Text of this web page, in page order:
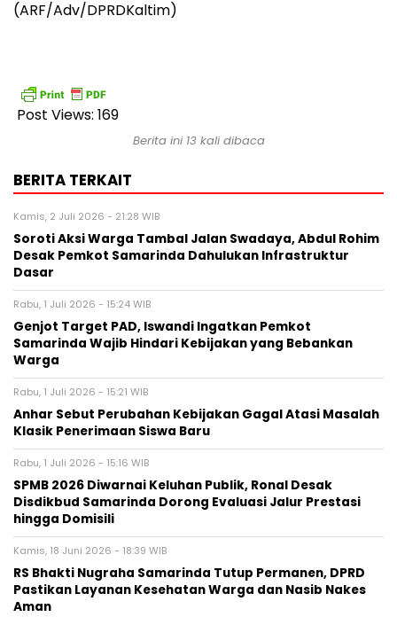
(ARF/Adv/DPRDKaltim)
Post Views: 169
Berita ini 13 kali dibaca
BERITA TERKAIT
Kamis, 2 Juli 2026 - 21:28 WIB
Soroti Aksi Warga Tambal Jalan Swadaya, Abdul Rohim
Desak Pemkot Samarinda Dahulukan Infrastruktur
Dasar
Rabu, 1 Juli 2026 - 15:24 WIB
Genjot Target PAD, Iswandi Ingatkan Pemkot
Samarinda Wajib Hindari Kebijakan yang Bebankan
Warga
Rabu, 1 Juli 2026 - 15:21 WIB
Anhar Sebut Perubahan Kebijakan Gagal Atasi Masalah
Klasik Penerimaan Siswa Baru
Rabu, 1 Juli 2026 - 15:16 WIB
SPMB 2026 Diwarnai Keluhan Publik, Ronal Desak
Disdikbud Samarinda Dorong Evaluasi Jalur Prestasi
hingga Domisili
Kamis, 18 Juni 2026 - 18:39 WIB
RS Bhakti Nugraha Samarinda Tutup Permanen, DPRD
Pastikan Layanan Kesehatan Warga dan Nasib Nakes
Aman